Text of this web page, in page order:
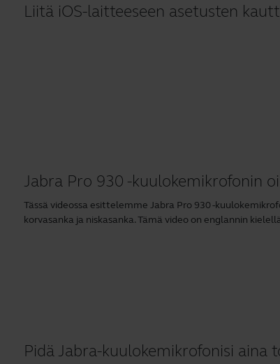
Liitä iOS-laitteeseen asetusten
Jabra Pro 930 -kuulokemikrofonin
Tässä videossa esittelemme Jabra Pro 930 -
korvasanka ja niskasanka. Tämä video on englannin
Pidä Jabra-kuulokemikrofonisi aina